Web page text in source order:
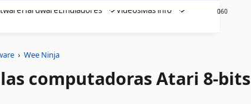
HardwareEmuladores VideosMás info 460
0
› Wee Ninja
computadoras Atari 8-bits